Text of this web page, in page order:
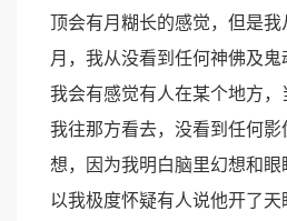
顶会有月糊长的感觉，但是
月，我从没看到任何神佛及
我会有感觉有人在某个地方，
我往那方看去，没看到任何
想，因为我明白脑里幻想和
以我极度怀疑有人说他开了